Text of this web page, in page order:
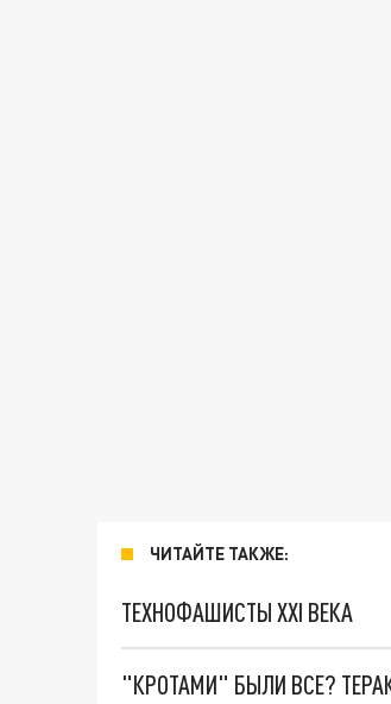
ЧИТАЙТЕ ТАКЖЕ:
ТЕХНОФАШИСТЫ XXI ВЕКА
"КРОТАМИ" БЫЛИ ВСЕ?